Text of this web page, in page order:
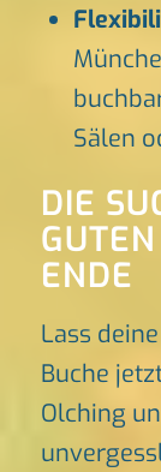
Sälen
DIE
ENDE
Lass
Buche
Olching